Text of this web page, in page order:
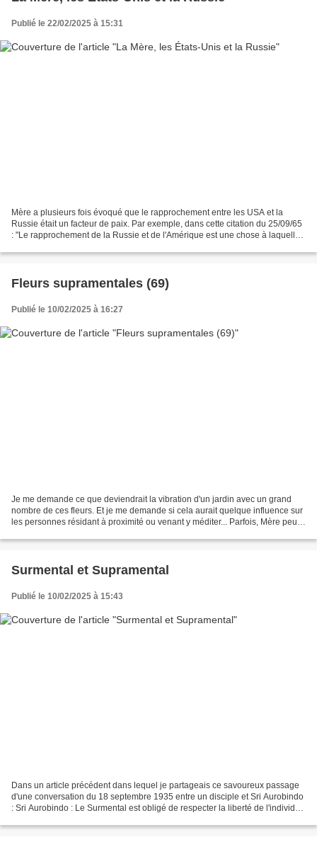
Publié le 22/02/2025 à 15:31
Mère a plusieurs fois évoqué que le rapprochement entre les USA et la
Russie était un facteur de paix. Par exemple, dans cette citation du 25/09/65
: "Le rapprochement de la Russie et de l'Amérique est une chose à laquelle
Fleurs supramentales (69)
Publié le 10/02/2025 à 16:27
Je me demande ce que deviendrait la vibration d'un jardin avec un grand
nombre de ces fleurs. Et je me demande si cela aurait quelque influence sur
les personnes résidant à proximité ou venant y méditer... Parfois, Mère peut
Surmental et Supramental
Publié le 10/02/2025 à 15:43
Dans un article précédent dans lequel je partageais ce savoureux passage
d'une conversation du 18 septembre 1935 entre un disciple et Sri Aurobindo
: Sri Aurobindo : Le Surmental est obligé de respecter la liberté de l'individu,